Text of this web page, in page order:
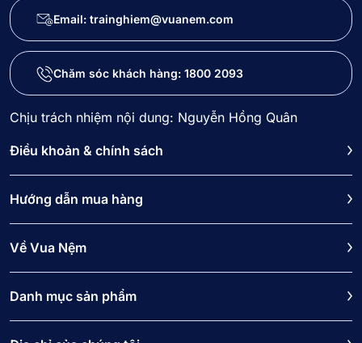
Email: trainghiem@vuanem.com
Chăm sóc khách hàng: 1800 2093
Chịu trách nhiệm nội dung: Nguyễn Hồng Quân
Điều khoản & chính sách
Hướng dẫn mua hàng
Về Vua Nệm
Danh mục sản phẩm